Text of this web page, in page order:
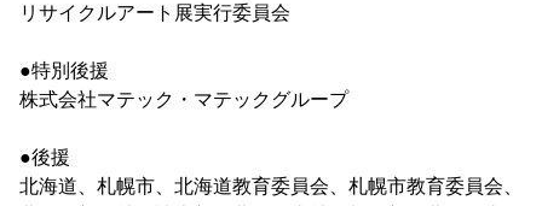
リサイクルアート展実行委員会
●特別後援
株式会社マテック・マテックグループ
●後援
北海道、札幌市、北海道教育委員会、札幌市教育委員会、